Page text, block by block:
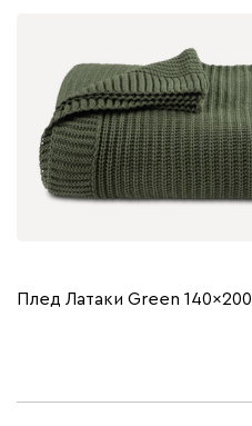
Плед Латаки Green 140x200